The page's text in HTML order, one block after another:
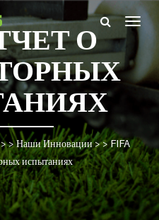
О
>Наши Инновации> >FIFA
испытаниях